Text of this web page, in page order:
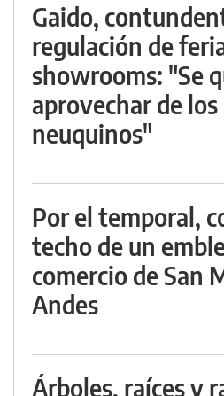
Gaido,
regulación de
showrooms: "Se
aprovechar de
neuquinos"
Por el temporal,
techo de un
comercio de San
Andes
Árboles, raíces y